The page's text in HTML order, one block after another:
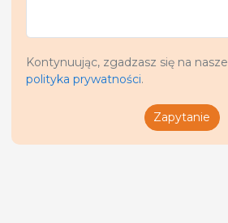
Kontynuując, zgadzasz się na nasze
polityka prywatności.
Zapytanie